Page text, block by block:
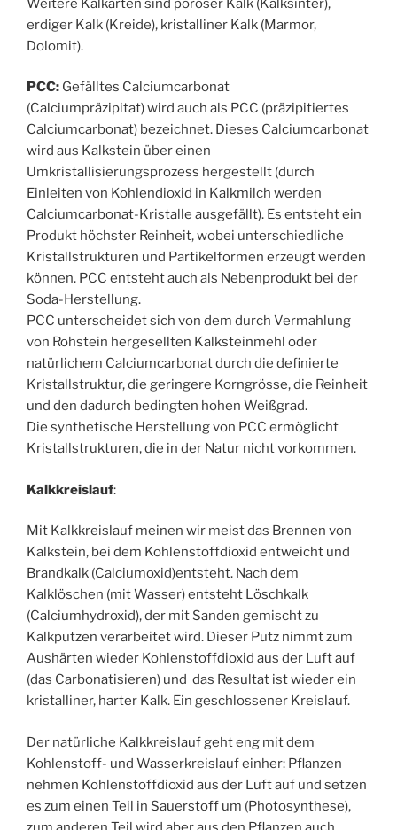
Weitere Kalkarten sind poröser Kalk (Kalksinter),
erdiger Kalk (Kreide), kristalliner Kalk (Marmor,
Dolomit).
PCC: Gefälltes Calciumcarbonat
(Calciumpräzipitat) wird auch als PCC (präzipitiertes
Calciumcarbonat) bezeichnet. Dieses Calciumcarbonat
wird aus Kalkstein über einen
Umkristallisierungsprozess hergestellt (durch
Einleiten von Kohlendioxid in Kalkmilch werden
Calciumcarbonat-Kristalle ausgefällt). Es entsteht ein
Produkt höchster Reinheit, wobei unterschiedliche
Kristallstrukturen und Partikelformen erzeugt werden
können. PCC entsteht auch als Nebenprodukt bei der
Soda-Herstellung.
PCC unterscheidet sich von dem durch Vermahlung
von Rohstein hergesellten Kalksteinmehl oder
natürlichem Calciumcarbonat durch die definierte
Kristallstruktur, die geringere Korngrösse, die Reinheit
und den dadurch bedingten hohen Weißgrad.
Die synthetische Herstellung von PCC ermöglicht
Kristallstrukturen, die in der Natur nicht vorkommen.
Kalkkreislauf:
Mit Kalkkreislauf meinen wir meist das Brennen von
Kalkstein, bei dem Kohlenstoffdioxid entweicht und
Brandkalk (Calciumoxid)entsteht. Nach dem
Kalklöschen (mit Wasser) entsteht Löschkalk
(Calciumhydroxid), der mit Sanden gemischt zu
Kalkputzen verarbeitet wird. Dieser Putz nimmt zum
Aushärten wieder Kohlenstoffdioxid aus der Luft auf
(das Carbonatisieren) und das Resultat ist wieder ein
kristalliner, harter Kalk. Ein geschlossener Kreislauf.
Der natürliche Kalkkreislauf geht eng mit dem
Kohlenstoff- und Wasserkreislauf einher: Pflanzen
nehmen Kohlenstoffdioxid aus der Luft auf und setzen
es zum einen Teil in Sauerstoff um (Photosynthese),